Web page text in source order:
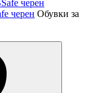
черен Обувки за